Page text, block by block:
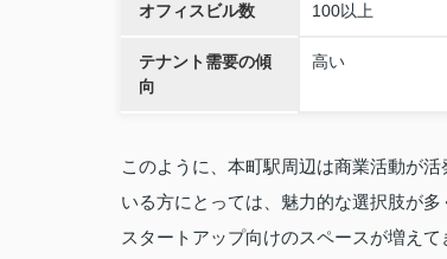
オフィスビル数 100以上
テナント需要の傾
向
高い
このように、本町駅周辺は商業活動が
いる方にとっては、魅力的な選択肢が
スタートアップ向けのスペースが増え